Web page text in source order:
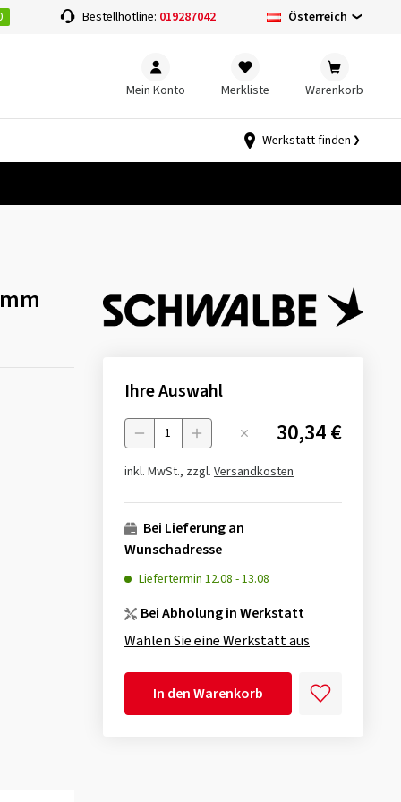
Bestellhotline: 019287042 Österreich
Mein Konto Merkliste Warenkorb
Werkstatt finden
Ihre Auswahl
Menge 30,34 €
inkl. MwSt., zzgl. Versandkosten
Bei Lieferung an
Wunschadresse
Liefertermin 12.08 -13.08
Bei Abholung in Werkstatt
Wählen Sie eine Werkstatt aus
In den Warenkorb